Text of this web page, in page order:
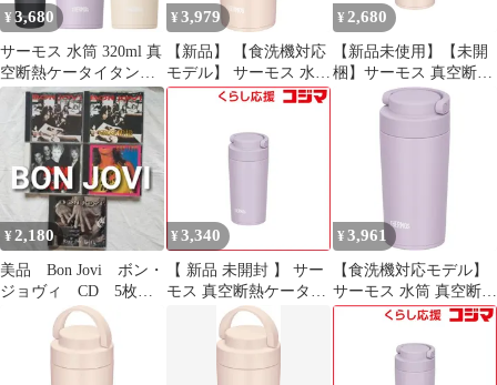
¥ 3,680
サーモス 水筒 320ml 真
空断熱ケータイタンブ
ラー JOV-321 （
THERMOS タンブラー
保温 保冷 食洗機対応
マグボトル スポーツド
リンク対応 直飲み 食洗
機OK マグ ボトル 蓋付
き 真空断熱 魔法瓶 ハ
ンドル付き ステンレス
ボトル ） )
¥ 3,979
【新品】 【食洗機対応
モデル】 サーモス 水筒
真空断熱ケータイタン
ル付き 320ml ベージュ
¥ 2,680
【新品未使用】【未開
梱】サーモス 真空断熱
ケータイタンブラー ベ
ージュピンク 320ml
JOV-320-BEP
¥2,180
美品 Bon Jovi ボン・
ジョヴィ CD 5枚セ
¥ 3,340
【 新品 未開封 】 サー
モス 真空断熱ケータイ
タンブラー 食洗器対応
モデル 320ml ライラッ
ク JOV-321-LIL 未使用
送料無料
¥ 3,961
【食洗機対応モデル】
サーモス 水筒 真空断熱
ケータイタンブラー キ
320ml ライラック JOV-